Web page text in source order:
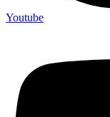
Youtube